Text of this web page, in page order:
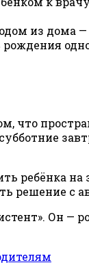
из дома —
что
ребёнка
решение с
Он —